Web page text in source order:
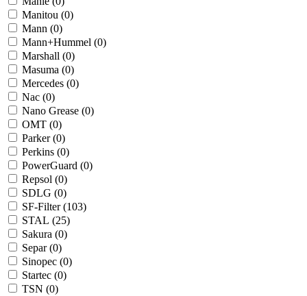
Manitou (0)
Mann (0)
Mann+Hummel (0)
Marshall (0)
Masuma (0)
Mercedes (0)
Nac (0)
Nano Grease (0)
OMT (0)
Parker (0)
Perkins (0)
PowerGuard (0)
Repsol (0)
SDLG (0)
SF-Filter (103)
STAL (25)
Sakura (0)
Separ (0)
Sinopec (0)
Startec (0)
TSN (0)